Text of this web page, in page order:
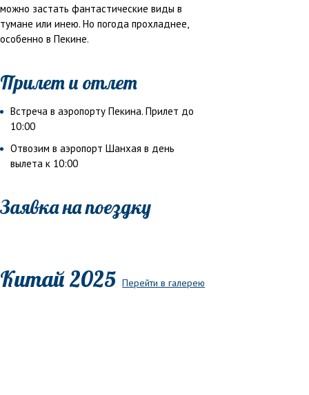
можно застать фантастические виды в
тумане или инею. Но погода прохладнее,
особенно в Пекине.
Прилет и отлет
Встреча в аэропорту Пекина. Прилет до
10:00
Отвозим в аэропорт Шанхая в день
вылета к 10:00
Заявка на поездку
Перейти в галерею
Китай 2025